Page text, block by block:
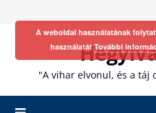
"A vihar elvonul, és a táj
A weboldal használatának
használatátTovábbi